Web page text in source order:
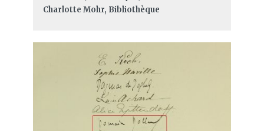
Charlotte Mohr, Bibliothèque